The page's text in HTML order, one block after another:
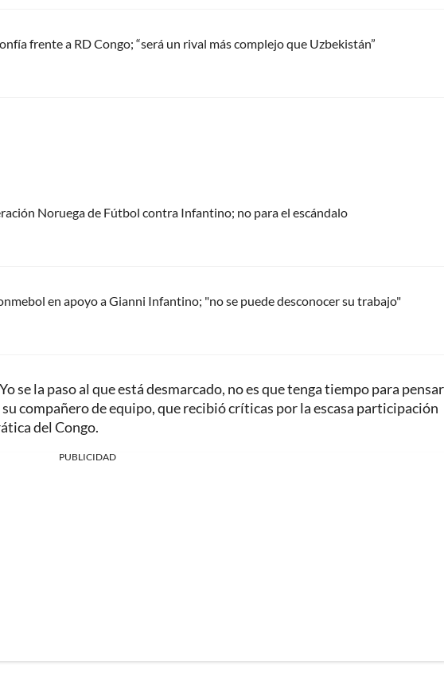
frente a RD Congo; “será un rival más complejo que Uzbekistán”
Noruega de Fútbol contra Infantino; no para el escándalo
en apoyo a Gianni Infantino; "no se puede desconocer su trabajo"
se la paso al que está desmarcado, no es que tenga tiempo para pensar
compañero de equipo, que recibió críticas por la escasa participación
del Congo.
PUBLICIDAD